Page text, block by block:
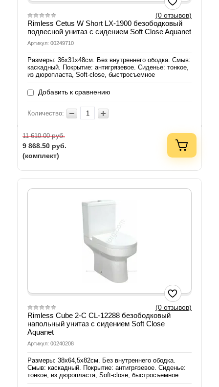
(0 отзывов)
Rimless Cetus W Short LX-1900 безободковый
подвесной унитаз с сидением Soft Close Aquanet
Артикул: 00249710
Размеры: 36х31х48см. Без внутреннего ободка. Смыв:
каскадный. Покрытие: антигрязевое. Сиденье: тонкое,
из дюропласта, Soft-close, быстросъемное
Добавить к сравнению
Количество:
11 610.00руб.
9 868.50 руб.
(комплект)
(0 отзывов)
Rimless Cube 2-C CL-12288 безободковый
напольный унитаз с сидением Soft Close
Aquanet
Артикул: 00240208
Размеры: 38х64,5х82см. Без внутреннего ободка.
Смыв: каскадный. Покрытие: антигрязевое. Сиденье:
тонкое, из дюропласта, Soft-close, быстросъемное